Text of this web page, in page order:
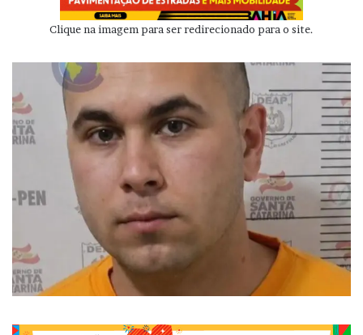
Clique na imagem para ser redirecionado para o site.